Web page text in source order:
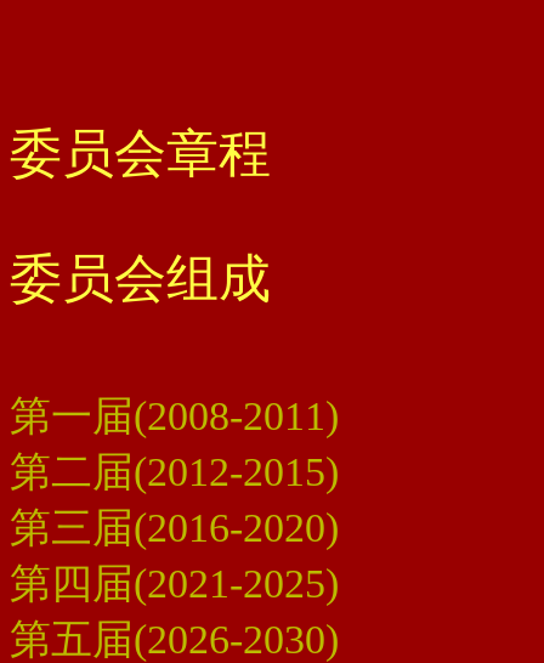
委员会章程
委员会组成
第一届(2008-2011)
第二届(2012-2015)
第三届(2016-2020)
第四届(2021-2025)
第五届(2026-2030)